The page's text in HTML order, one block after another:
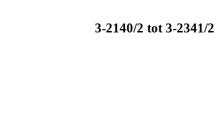
3-2140/2 tot 3-2341/2